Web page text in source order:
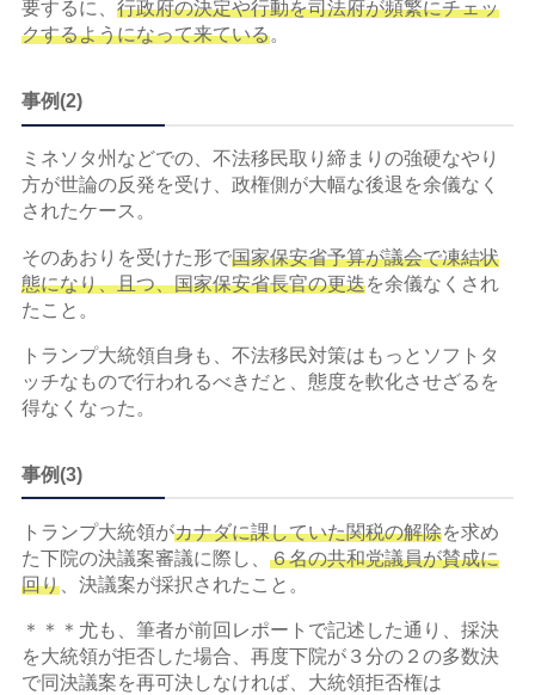
要するに、 行政府の決定や行動を司法府が頻繁にチェッ
クするようになって来ている。
事例(2)
ミネソタ州などでの、不法移民取り締まりの強硬なやり
方が世論の反発を受け、政権側が大幅な後退を余儀なく
されたケース。
そのあおりを受けた形で国家保安省予算が議会で凍結状
態になり、且つ、国家保安省長官の更迭を余儀なくされ
たこと。
トランプ大統領自身も、不法移民対策はもっとソフトタ
ッチなもので行われるべきだと、態度を軟化させざるを
得なくなった。
事例(3)
トランプ大統領がカナダに課していた関税の解除を求め
た下院の決議案審議に際し、 ６名の共和党議員が賛成に
回り、決議案が採択されたこと。
＊＊＊尤も、筆者が前回レポートで記述した通り、採決
を大統領が拒否した場合、再度下院が３分の２の多数決
で同決議案を再可決しなければ、大統領拒否権は